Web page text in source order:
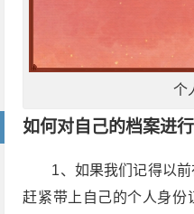
个
如何对自己的档案进行
1、如果我们记得以
赶紧带上自己的个人身份